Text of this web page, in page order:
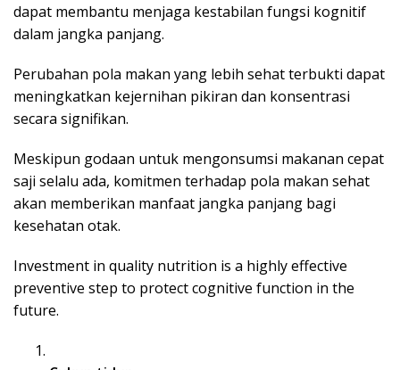
dapat membantu menjaga kestabilan fungsi kognitif
dalam jangka panjang.
Perubahan pola makan yang lebih sehat terbukti dapat
meningkatkan kejernihan pikiran dan konsentrasi
secara signifikan.
Meskipun godaan untuk mengonsumsi makanan cepat
saji selalu ada, komitmen terhadap pola makan sehat
akan memberikan manfaat jangka panjang bagi
kesehatan otak.
Investment in quality nutrition is a highly effective
preventive step to protect cognitive function in the
future.